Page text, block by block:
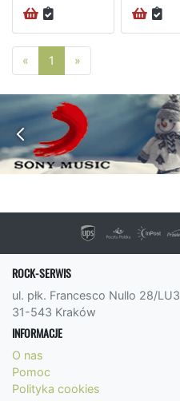
« Poprzednia strona
1 »
ROCK-SERWIS
ul. płk. Francesco Nullo 28/LU3
31-543 Kraków
INFORMACJE
O nas
Pomoc
Polityka cookies